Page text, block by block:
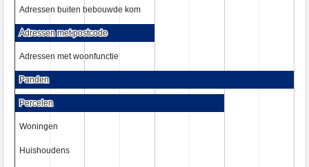
Adressen buiten bebouwde kom
Adressen buiten bebouwde kom
Adressen met postcode
Adressen met postcode
Adressen met woonfunctie
Adressen met woonfunctie
Panden
Panden
Percelen
Percelen
Woningen
Woningen
Huishoudens
Huishoudens